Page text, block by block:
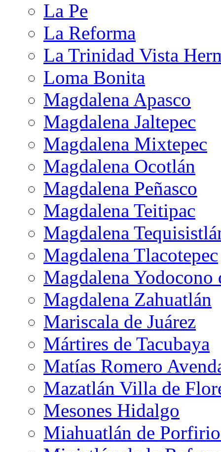
La Pe
La Reforma
La Trinidad Vista
Loma Bonita
Magdalena Apasco
Magdalena Jaltepec
Magdalena Mixtepec
Magdalena Ocotlán
Magdalena Peñasco
Magdalena Teitipac
Magdalena
Magdalena Tlacotepec
Magdalena
Magdalena Zahuatlán
Mariscala de Juárez
Mártires de Tacubaya
Matías Romero
Mazatlán Villa de
Mesones Hidalgo
Miahuatlán de